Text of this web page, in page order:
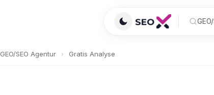
GEO/SEO Agentur › Gratis Analyse